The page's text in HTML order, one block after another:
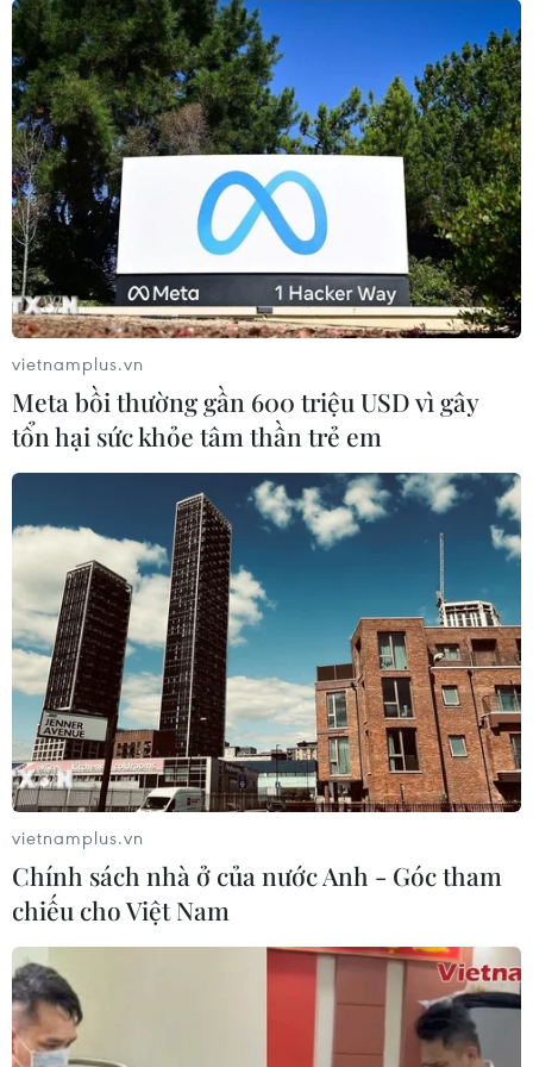
vietnamplus.vn
Meta bồi thường gần 600 triệu USD vì gây
tổn hại sức khỏe tâm thần trẻ em
vietnamplus.vn
Chính sách nhà ở của nước Anh - Góc tham
chiếu cho Việt Nam